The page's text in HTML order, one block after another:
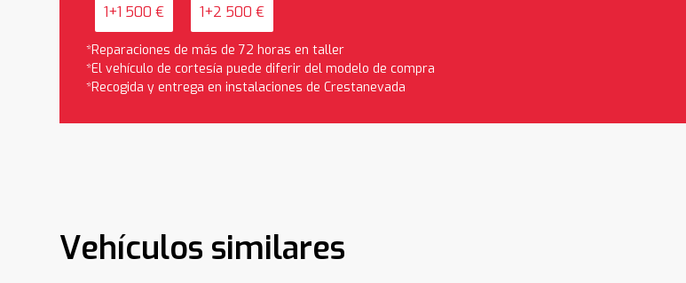
1+1 500 € 1+2 500 €
*Reparaciones de más de 72 horas en taller
*El vehículo de cortesía puede diferir del modelo de compra
*Recogida y entrega en instalaciones de Crestanevada
Vehículos similares